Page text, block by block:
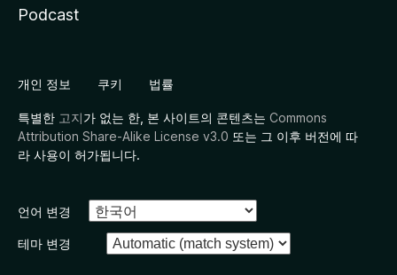
Podcast
개인 정보 쿠키 법률
특별한 고지가 없는 한, 본 사이트의 콘텐츠는 Commons
Attribution Share-Alike License v3.0 또는 그 이후 버전에 따
라 사용이 허가됩니다.
언어 변경
테마 변경